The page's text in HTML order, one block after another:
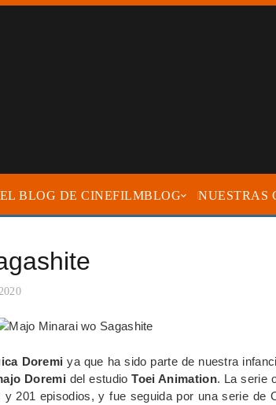
FILMBLOG NUESTRAS
Doremi ya que ha sido parte de nuestra
Doremi del estudioToei Animation. La serie
201 episodios, y fue seguida por una serie de